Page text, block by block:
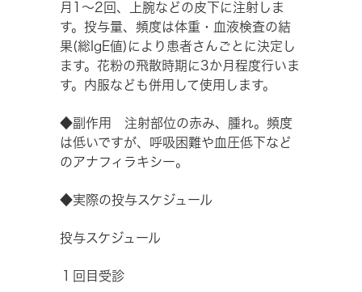
月1～2回、上腕などの皮下に注射しま
す。投与量、頻度は体重・血液検査の結
果(総IgE値)により患者さんごとに決定し
ます。花粉の飛散時期に3か月程度行いま
す。内服なども併用して使用します。
◆副作用 注射部位の赤み、腫れ。頻度
は低いですが、呼吸困難や血圧低下など
のアナフィラキシー。
◆実際の投与スケジュール
投与スケジュール
１回目受診